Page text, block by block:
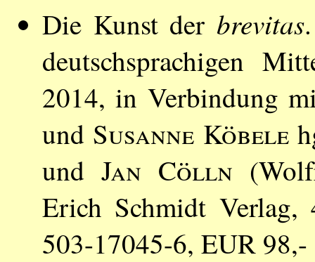
Die Kunst der brevitas
deutschsprachigen
2014, in Verbindung
und Susanne Köbele
und Jan Cölln
Erich Schmidt
503-17045-6, EUR 98,-